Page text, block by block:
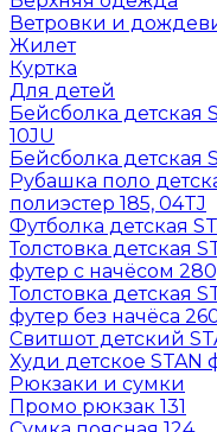
Ветровки и
Жилет
Куртка
Для детей
Бейсболка детская
10JU
Бейсболка детская
Рубашка поло
полиэстер 185, 04TJ
Футболка детская
Толстовка детская
футер с начёсом
Толстовка детская
футер без начёса
Свитшот детский
Худи детское STAN
Рюкзаки и сумки
Промо рюкзак 131